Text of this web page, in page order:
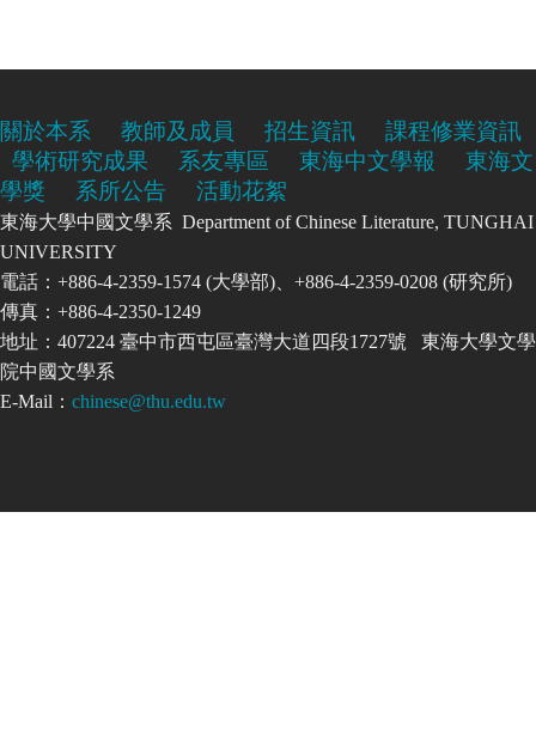
關於本系 教師及成員 招生資訊
課程修業資訊
學術研究成果
系友專區 東海中文學報
東海文
學獎
系所公告 活動花絮
東海大學中國文學系 Department of Chinese Literature, TUNGHAI
UNIVERSITY
電話：+886-4-2359-1574 (大學部)、+886-4-2359-0208 (研究所)
傳真：+886-4-2350-1249
地址：407224 臺中市西屯區臺灣大道四段1727號 東海大學文學
院中國文學系
E-Mail： chinese@thu.edu.tw